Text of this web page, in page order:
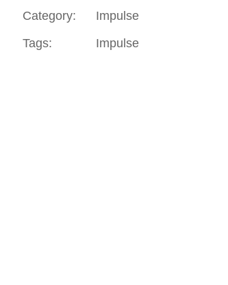
Category:
Impulse
Tags:
Impulse